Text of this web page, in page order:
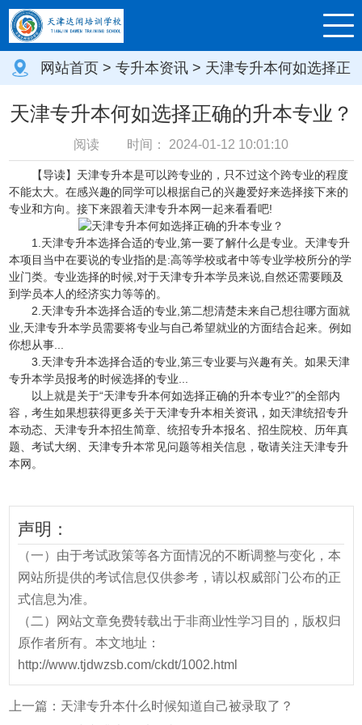
网站首页 > 专升本资讯 > 天津专升本何如选择正
确的升本专业？
天津专升本何如选择正确的升本专业？
阅读 时间： 2024-01-12 10:01:10
【导读】天津专升本是可以跨专业的，只不过这个跨专业的程度
不能太大。在感兴趣的同学可以根据自己的兴趣爱好来选择接下来的
专业和方向。接下来跟着天津专升本网一起来看看吧!
1.天津专升本选择合适的专业,第一要了解什么是专业。天津专升
本项目当中在要说的专业指的是:高等学校或者中等专业学校所分的学
业门类。专业选择的时候,对于天津专升本学员来说,自然还需要顾及
到学员本人的经济实力等等的。
2.天津专升本选择合适的专业,第二想清楚未来自己想往哪方面就
业,天津专升本学员需要将专业与自己希望就业的方面结合起来。例如
你想从事...
3.天津专升本选择合适的专业,第三专业要与兴趣有关。如果天津
专升本学员报考的时候选择的专业...
以上就是关于“天津专升本何如选择正确的升本专业?”的全部内
容，考生如果想获得更多关于天津专升本相关资讯，如天津统招专升
本动态、天津专升本招生简章、统招专升本报名、招生院校、历年真
题、考试大纲、天津专升本常见问题等相关信息，敬请关注天津专升
本网。
声明：
（一）由于考试政策等各方面情况的不断调整与变化，本
网站所提供的考试信息仅供参考，请以权威部门公布的正
式信息为准。
（二）网站文章免费转载出于非商业性学习目的，版权归
原作者所有。本文地址：
http://www.tjdwzsb.com/ckdt/1002.html
上一篇： 天津专升本什么时候知道自己被录取了？